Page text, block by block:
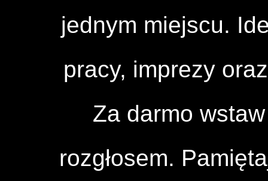
jednym miejscu.
pracy, imprezy
Za darmo
rozgłosem.